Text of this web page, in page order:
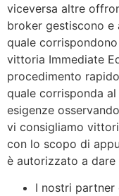
viceversa altre
broker gestiscono e
quale
vittoria Immediate
procedimento
quale corrisponda
esigenze
vi consigliamo
con lo scopo di
è autorizzato a dare
I nostri